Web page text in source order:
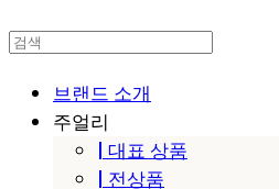
브랜드 소개
주얼리
| 대표 상품
| 전상품